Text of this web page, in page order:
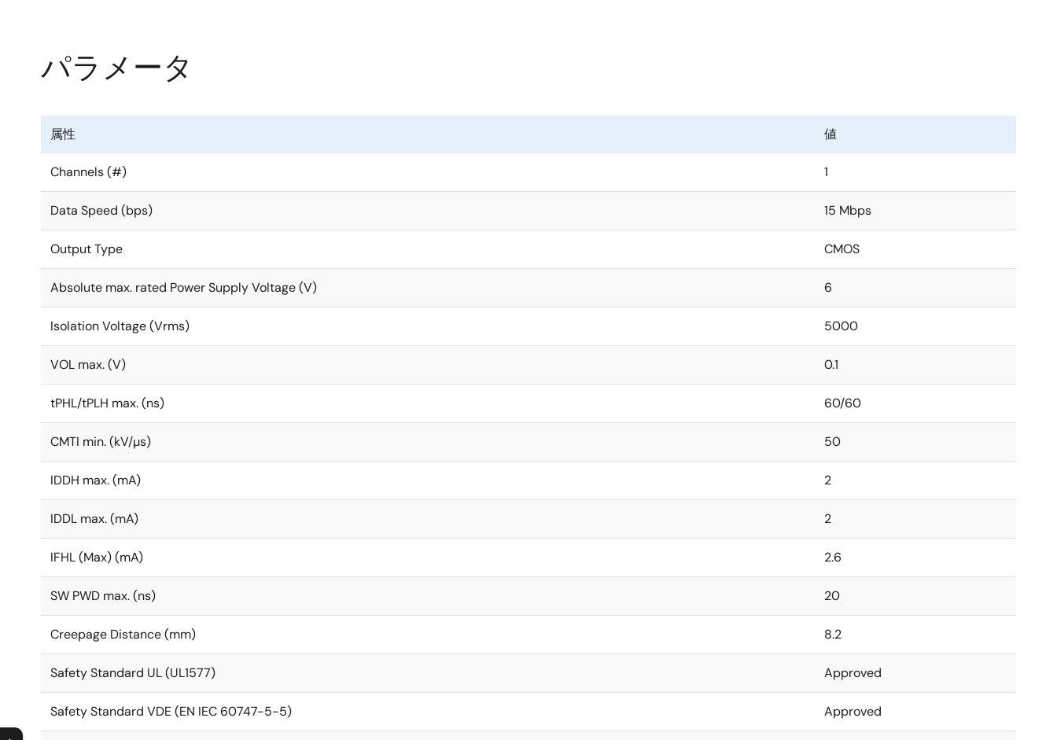
パラメータ
属性 値
Channels (#) 1
Data Speed (bps) 15 Mbps
Output Type CMOS
Absolute max. rated Power Supply Voltage (V) 6
Isolation Voltage (Vrms) 5000
VOL max. (V) 0.1
tPHL/tPLH max. (ns) 60/60
CMTI min. (kV/µs) 50
IDDH max. (mA) 2
IDDL max. (mA) 2
IFHL (Max) (mA) 2.6
SW PWD max. (ns) 20
Creepage Distance (mm) 8.2
Safety Standard UL (UL1577) Approved
Safety Standard VDE (EN IEC 60747-5-5) Approved